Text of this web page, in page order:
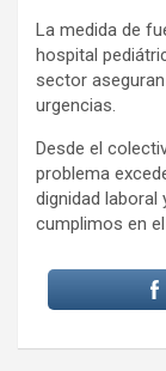
La medida de
hospital
sector
urgencias.
Desde el
problema
dignidad
cumplimos en